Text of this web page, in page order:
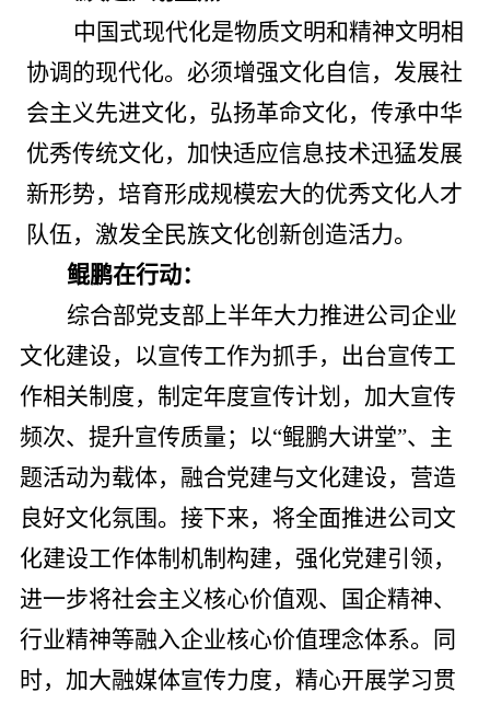
中国式现代化是物质文明和精神文明相
协调的现代化。必须增强文化自信，发展社
会主义先进文化，弘扬革命文化，传承中华
优秀传统文化，加快适应信息技术迅猛发展
新形势，培育形成规模宏大的优秀文化人才
队伍，激发全民族文化创新创造活力。
鲲鹏在行动：
综合部党支部上半年大力推进公司企业
文化建设，以宣传工作为抓手， 出台宣传工
作相关制度， 制定年度宣传计划 ， 加大宣传
频次、提升宣传质量；以“鲲鹏大讲堂”、 主
题活动为载体，融合党建与文化建设，营造
良好文化氛围。接下来，将全面推进公司文
化建设工作体制机制构建，强化党建引领，
进一步将社会主义核心价值观、国企精神、
行业精神等融入企业核心价值理念体系。同
时，加大融媒体宣传力度，精心开展学习贯